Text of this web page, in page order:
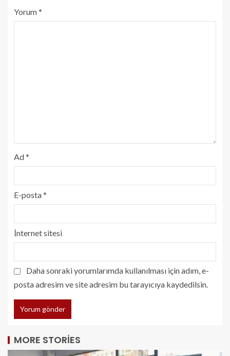
Yorum*
Ad*
E-posta*
İnternet sitesi
Daha sonraki yorumlarımda kullanılması için adım, e-
posta adresim ve site adresim bu tarayıcıya kaydedilsin.
MORE STORIES